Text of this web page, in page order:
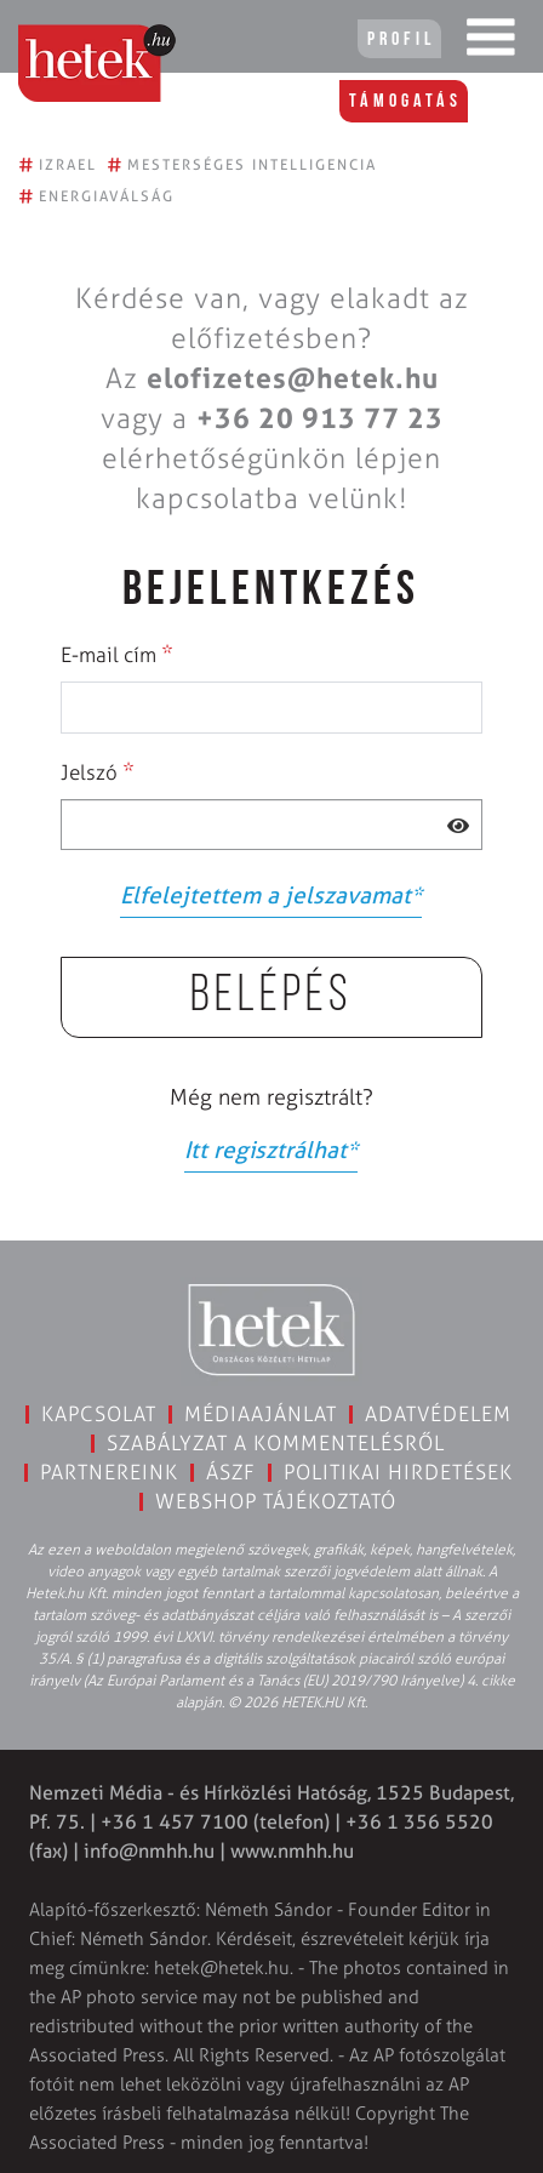
Profil
Támogatás
# IZRAEL # MESTERSÉGES INTELLIGENCIA
# ENERGIAVÁLSÁG
Kérdése van, vagy elakadt az
előfizetésben?
Az elofizetes@hetek.hu
vagy a +36 20 913 77 23
elérhetőségünkön lépjen
kapcsolatba velünk!
BEJELENTKEZÉS
E-mail cím *
Jelszó *
Elfelejtettem a jelszavamat*
Belépés
Még nem regisztrált?
Itt regisztrálhat*
KAPCSOLAT MÉDIAAJÁNLAT
ADATVÉDELEM
SZABÁLYZAT A KOMMENTELÉSRŐL
PARTNEREINK
ÁSZF
POLITIKAI HIRDETÉSEK
WEBSHOP TÁJÉKOZTATÓ
Az ezen a weboldalon megjelenő szövegek, grafikák, képek, hangfelvételek,
video anyagok vagy egyéb tartalmak szerzői jogvédelem alatt állnak. A
Hetek.hu Kft. minden jogot fenntart a tartalommal kapcsolatosan, beleértve a
tartalom szöveg- és adatbányászat céljára való felhasználását is – A szerzői
jogról szóló 1999. évi LXXVI. törvény rendelkezései értelmében a törvény
35/A. § (1) paragrafusa és a digitális szolgáltatások piacairól szóló európai
irányelv (Az Európai Parlament és a Tanács (EU) 2019/790 Irányelve) 4. cikke
alapján. © 2026 HETEK.HU Kft.
Nemzeti Média - és Hírközlési Hatóság, 1525 Budapest,
Pf. 75. | +36 1 457 7100 (telefon) | +36 1 356 5520
(fax) | info@nmhh.hu | www.nmhh.hu
Alapító-főszerkesztő: Németh Sándor - Founder Editor in
Chief: Németh Sándor. Kérdéseit, észrevételeit kérjük írja
meg címünkre: hetek@hetek.hu. - The photos contained in
the AP photo service may not be published and
redistributed without the prior written authority of the
Associated Press. All Rights Reserved. - Az AP fotószolgálat
fotóit nem lehet leközölni vagy újrafelhasználni az AP
előzetes írásbeli felhatalmazása nélkül! Copyright The
Associated Press - minden jog fenntartva!